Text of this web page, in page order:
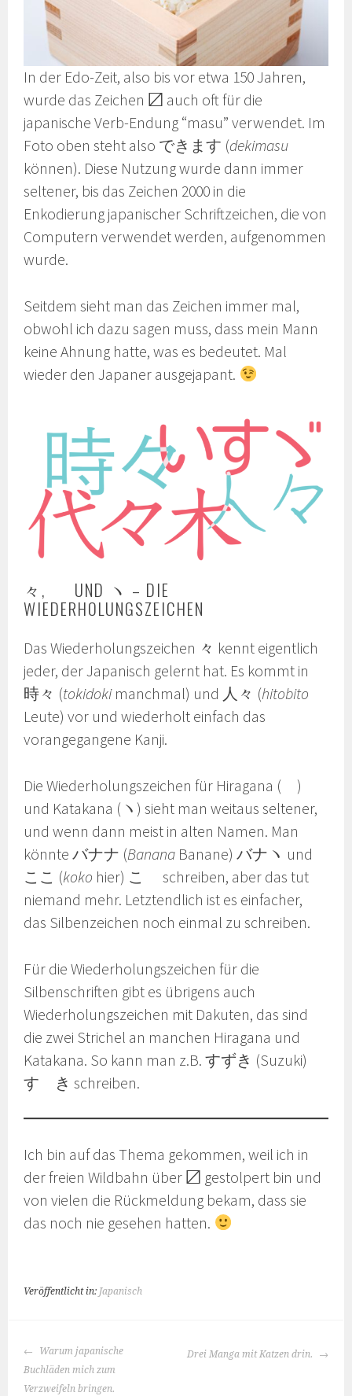
In der Edo-Zeit, also bis vor etwa 150 Jahren,
wurde das Zeichen 〼 auch oft für die
japanische Verb-Endung “masu” verwendet. Im
Foto oben steht also できます (dekimasu
können). Diese Nutzung wurde dann immer
seltener, bis das Zeichen 2000 in die
Enkodierung japanischer Schriftzeichen, die von
Computern verwendet werden, aufgenommen
wurde.
Seitdem sieht man das Zeichen immer mal,
obwohl ich dazu sagen muss, dass mein Mann
keine Ahnung hatte, was es bedeutet. Mal
wieder den Japaner ausgejapant.
々, ゝ UND ヽ – DIE
WIEDERHOLUNGSZEICHEN
Das Wiederholungszeichen 々 kennt eigentlich
jeder, der Japanisch gelernt hat. Es kommt in
時々 (tokidokimanchmal) und 人々 (hitobito
Leute) vor und wiederholt einfach das
vorangegangene Kanji.
Die Wiederholungszeichen für Hiragana (ゝ)
und Katakana (ヽ) sieht man weitaus seltener,
und wenn dann meist in alten Namen. Man
könnte バナナ (Banana Banane) バナヽ und
ここ (koko hier) こゝ schreiben, aber das tut
niemand mehr. Letztendlich ist es einfacher,
das Silbenzeichen noch einmal zu schreiben.
Für die Wiederholungszeichen für die
Silbenschriften gibt es übrigens auch
Wiederholungszeichen mit Dakuten, das sind
die zwei Strichel an manchen Hiragana und
Katakana. So kann man z.B. すずき (Suzuki)
すゞき schreiben.
Ich bin auf das Thema gekommen, weil ich in
der freien Wildbahn über 〼 gestolpert bin und
von vielen die Rückmeldung bekam, dass sie
das noch nie gesehen hatten.
Veröffentlicht in: Japanisch
BEITRAGS-
NAVIGATION
Warum japanische
Buchläden mich zum
Verzweifeln bringen.
Drei Manga mit Katzen drin.